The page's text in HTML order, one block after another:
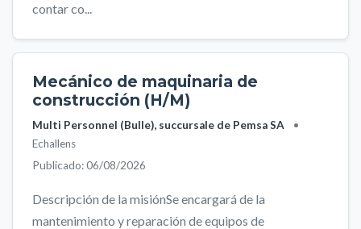
contar co...
Mecánico de maquinaria de
construcción (H/M)
Multi Personnel (Bulle), succursale de Pemsa SA
•
Echallens
Publicado: 06/08/2026
Descripción de la misiónSe encargará de la
mantenimiento y reparación de equipos de